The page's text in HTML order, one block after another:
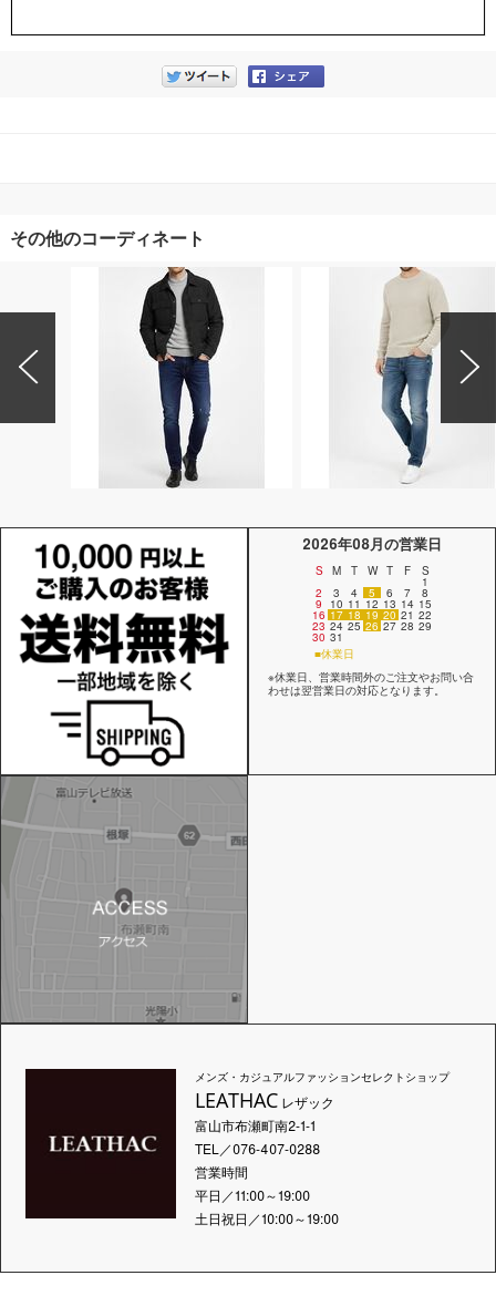
その他のコーディネート
2026年08月の営業日
S M T W T F S
1
2 3 4 5 6 7 8
9 10 11 12 13 14 15
16 17 18 19 20 21 22
23 24 25 26 27 28 29
30 31
■休業日
※休業日、営業時間外のご注文やお問い合
わせは翌営業日の対応となります。
メンズ・カジュアルファッションセレクトショップ
LEATHACレザック
富山市布瀬町南2-1-1
TEL／076-407-0288
営業時間
平日／11:00～19:00
土日祝日／10:00～19:00